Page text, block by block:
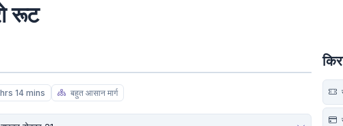
रूट
14 mins बहुत आसान मार्ग